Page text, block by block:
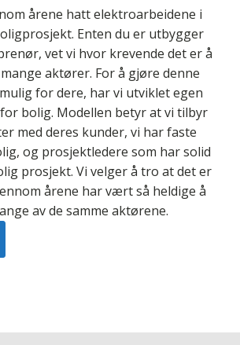
årene hatt elektroarbeidene i
Enten du er utbygger
vet vi hvor krevende det er å
aktører. For å gjøre denne
for dere, har vi utviklet egen
bolig. Modellen betyr at vi tilbyr
med deres kunder, vi har faste
og prosjektledere som har solid
prosjekt. Vi velger å tro at det er
årene har vært så heldige å
av de samme aktørene.